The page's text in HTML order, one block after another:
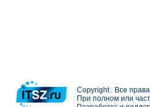
Copyright . Все
При полном или